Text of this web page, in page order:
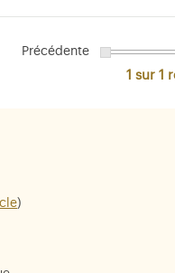
Précédente
1 sur 1
)